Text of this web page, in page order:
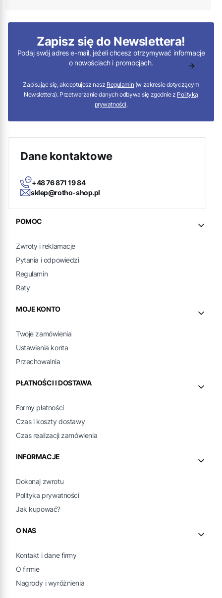
Zapisz się do Newslettera!
Podaj swój adres e-mail, jeżeli chcesz otrzymywać informacje
o nowościach i promocjach.
Zapisując się, akceptujesz nasz Regulamin (w zakresie dotyczącym
Newslettera). Przetwarzanie danych odbywa się zgodnie z Polityką
prywatności.
Dane kontaktowe
+48 76 871 19 84
sklep@rotho-shop.pl
Linki w stopce
POMOC
Zwroty i reklamacje
Pytania i odpowiedzi
Regulamin
Raty
MOJE KONTO
Twoje zamówienia
Ustawienia konta
Przechowalnia
PŁATNOŚCI I DOSTAWA
Formy płatności
Czas i koszty dostawy
Czas realizacji zamówienia
INFORMACJE
Dokonaj zwrotu
Polityka prywatności
Jak kupować?
O NAS
Kontakt i dane firmy
O firmie
Nagrody i wyróżnienia